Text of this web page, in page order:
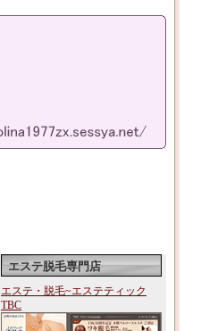
エステ脱毛専門店
エステ・脱毛~エステティック
TBC